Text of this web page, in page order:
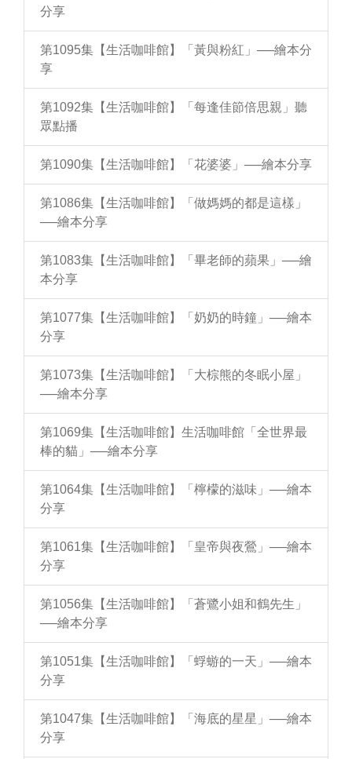
分享
第1095集【生活咖啡館】「黃與粉紅」──繪本分
享
第1092集【生活咖啡館】「每逢佳節倍思親」聽
眾點播
第1090集【生活咖啡館】「花婆婆」──繪本分享
第1086集【生活咖啡館】「做媽媽的都是這樣」
──繪本分享
第1083集【生活咖啡館】「畢老師的蘋果」──繪
本分享
第1077集【生活咖啡館】「奶奶的時鐘」──繪本
分享
第1073集【生活咖啡館】「大棕熊的冬眠小屋」
──繪本分享
第1069集【生活咖啡館】生活咖啡館「全世界最
棒的貓」──繪本分享
第1064集【生活咖啡館】「檸檬的滋味」──繪本
分享
第1061集【生活咖啡館】「皇帝與夜鶯」──繪本
分享
第1056集【生活咖啡館】「蒼鷺小姐和鶴先生」
──繪本分享
第1051集【生活咖啡館】「蜉蝣的一天」──繪本
分享
第1047集【生活咖啡館】「海底的星星」──繪本
分享